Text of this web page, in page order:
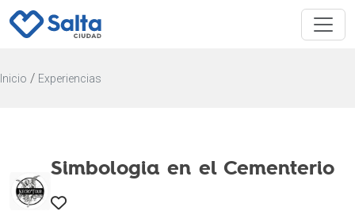
Inicio / Experiencias
Simbologia en el Cementerio